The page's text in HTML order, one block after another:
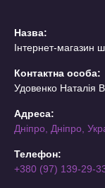
Назва:
Інтернет-магазин
Контактна особа:
Удовенко Наталія
Адреса:
Дніпро, Дніпро,
Телефон:
+380 (97) 139-29-